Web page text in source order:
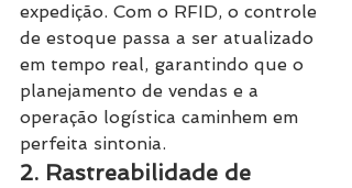
expedição. Com o RFID, o controle
de estoque passa a ser atualizado
em tempo real, garantindo que o
planejamento de vendas e a
operação logística caminhem em
perfeita sintonia.
2. Rastreabilidade de